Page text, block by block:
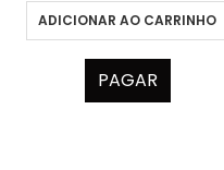
ADICIONAR AO CARRINHO
PAGAR